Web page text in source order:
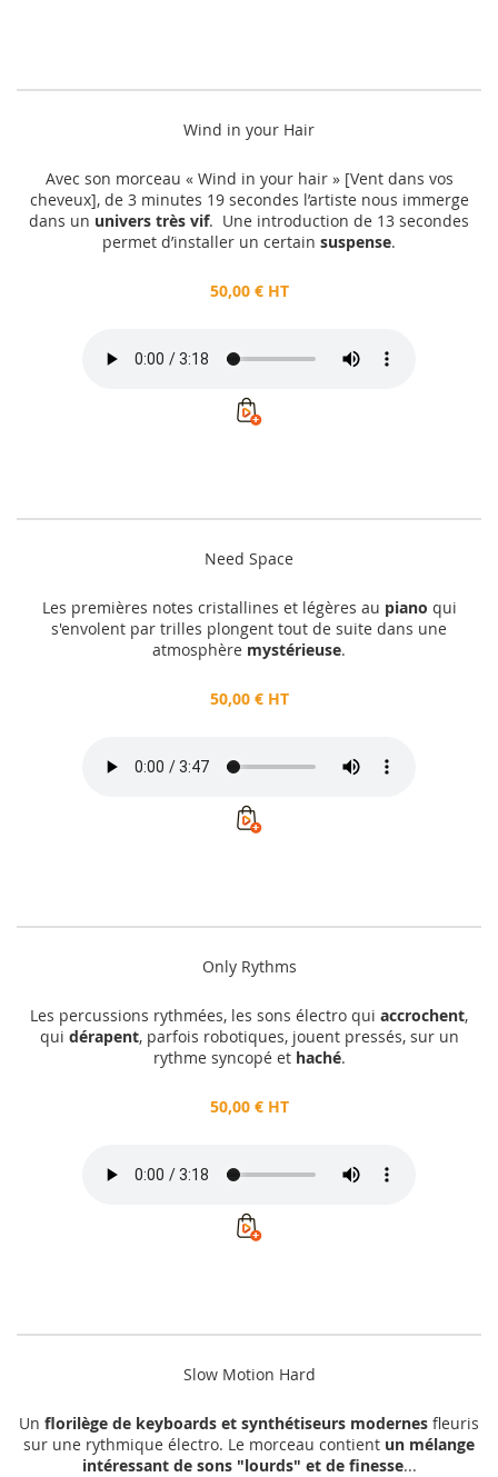
Wind in your Hair
Avec son morceau « Wind in your hair » [Vent dans vos
cheveux], de 3 minutes 19 secondes l’artiste nous immerge
dans un univers très vif. Une introduction de 13 secondes
permet d’installer un certain suspense.
50,00 € HT
Need Space
Les premières notes cristallines et légères au piano qui
s'envolent par trilles plongent tout de suite dans une
atmosphère mystérieuse.
50,00 € HT
Only Rythms
Les percussions rythmées, les sons électro qui accrochent,
qui dérapent, parfois robotiques, jouent pressés, sur un
rythme syncopé et haché.
50,00 € HT
Slow Motion Hard
Un florilège de keyboards et synthétiseurs modernes fleuris
sur une rythmique électro. Le morceau contient un mélange
intéressant de sons "lourds" et de finesse...